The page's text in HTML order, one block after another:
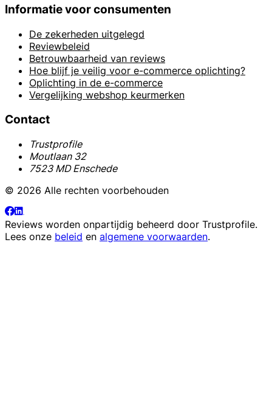
Informatie voor consumenten
De zekerheden uitgelegd
Reviewbeleid
Betrouwbaarheid van reviews
Hoe blijf je veilig voor e-commerce oplichting?
Oplichting in de e-commerce
Vergelijking webshop keurmerken
Contact
Trustprofile
Moutlaan 32
7523 MD Enschede
© 2026 Alle rechten voorbehouden
Reviews worden onpartijdig beheerd door Trustprofile.
Lees onze beleid en algemene voorwaarden.